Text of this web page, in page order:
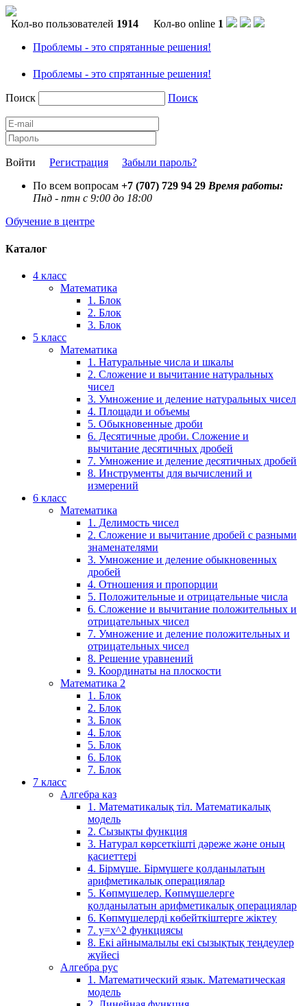
Кол-во пользователей 1914 Кол-во online 1
Проблемы - это спрятанные решения!
Проблемы - это спрятанные решения!
Поиск Поиск
Войти Регистрация
Забыли пароль?
По всем вопросам +7 (707) 729 94 29 Время работы:
Пнд - птн с 9:00 до 18:00
Обучение в центре
Каталог
4 класс
Математика
1. Блок
2. Блок
3. Блок
5 класс
Математика
1. Натуральные числа и шкалы
2. Сложение и вычитание натуральных
чисел
3. Умножение и деление натуральных чисел
4. Площади и объемы
5. Обыкновенные дроби
6. Десятичные дроби. Сложение и
вычитание десятичных дробей
7. Умножение и деление десятичных дробей
8. Инструменты для вычислений и
измерений
6 класс
Математика
1. Делимость чисел
2. Сложение и вычитание дробей с разными
знаменателями
3. Умножение и деление обыкновенных
дробей
4. Отношения и пропорции
5. Положительные и отрицательные числа
6. Сложение и вычитание положительных и
отрицательных чисел
7. Умножение и деление положительных и
отрицательных чисел
8. Решение уравнений
9. Координаты на плоскости
Математика 2
1. Блок
2. Блок
3. Блок
4. Блок
5. Блок
6. Блок
7. Блок
7 класс
Алгебра каз
1. Математикалық тіл. Математикалық
модель
2. Сызықты функция
3. Натурал көрсеткішті дәреже және оның
қасиеттері
4. Бірмүше. Бірмүшеге қолданылатын
арифметикалық операциялар
5. Көпмүшелер. Көпмүшелерге
қолданылатын арифметикалық операциялар
6. Көпмүшелерді көбейткіштерге жіктеу
7. у=х^2 функциясы
8. Екі айнымалылы екі сызықтық теңдеулер
жүйесі
Алгебра рус
1. Математический язык. Математическая
модель